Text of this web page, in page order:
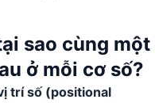
sao cùng một
ở mỗi cơ số?
trí số (positional